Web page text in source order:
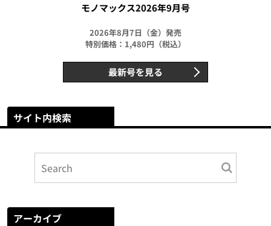
モノマックス2026年9月号
2026年8月7日（金）発売
特別価格：1,480円（税込）
最新号を見る
サイト内検索
アーカイブ